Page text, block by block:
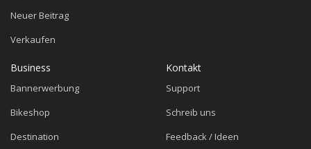
Neuer Beitrag
Verkaufen
Business
Bannerwerbung
Bikeshop
Destination
Kontakt
Support
Schreib uns
Feedback / Ideen